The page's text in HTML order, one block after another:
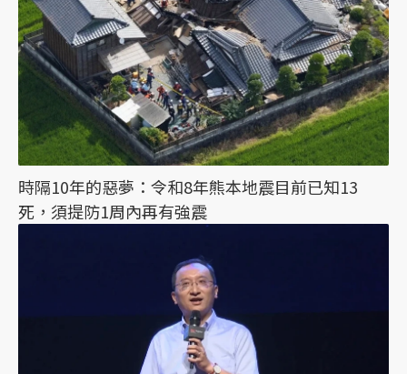
時隔10年的惡夢：令和8年熊本地震目前已知13
死，須提防1周內再有強震